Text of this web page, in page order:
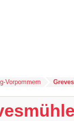
Vorpommern